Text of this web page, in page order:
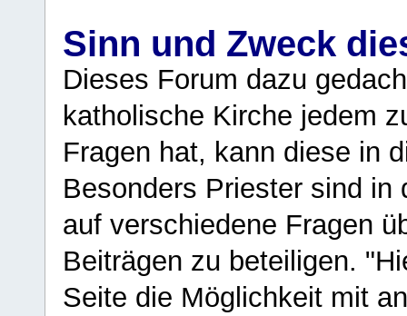
Sinn und Zweck
Dieses Forum dazu
katholische Kirche jedem
Fragen hat, kann diese in
Besonders Priester sind in
auf verschiedene Fragen
Beiträgen zu beteiligen.
Seite die Möglichkeit mit